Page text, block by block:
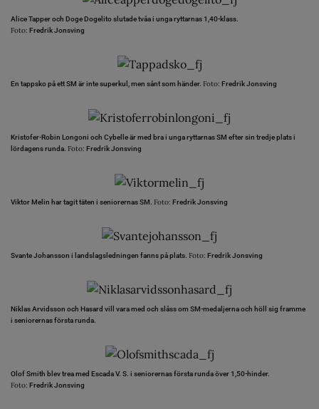
Alice Tapper och Doge Dogelito slutade tvåa i unga ryttarnas 1,40-klass.
Foto: Fredrik Jonsving
En tappsko på ett SM är inte superkul, men sånt som händer. Foto: Fredrik Jonsving
Kristofer-Robin Longoni och Cybelle är med bra i unga ryttarnas SM efter sin tredje plats i
lördagens runda. Foto: Fredrik Jonsving
Viktor Melin har tagit täten i seniorernas SM. Foto: Fredrik Jonsving
Svante Johansson i landslagsledningen fanns på plats. Foto: Fredrik Jonsving
Niklas Arvidsson och Hasard vill vara med och slåss om SM-medaljerna och höll sig framme
i seniorernas första runda.
Olof Smith blev trea med Escada V. S. i seniorernas första runda över 1,50-hinder.
Foto: Fredrik Jonsving